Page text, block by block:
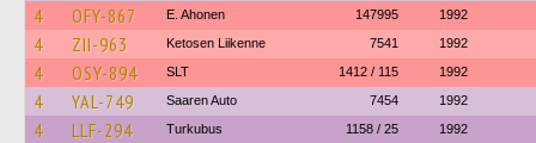
4 OFY-867 E. Ahonen 147995 1992
4 ZII-963 Ketosen Liikenne 7541 1992
4 OSY-894 SLT 1412 / 115 1992
4 YAL-749 Saaren Auto 7454 1992
4 LLF-294 Turkubus 1158 / 25 1992